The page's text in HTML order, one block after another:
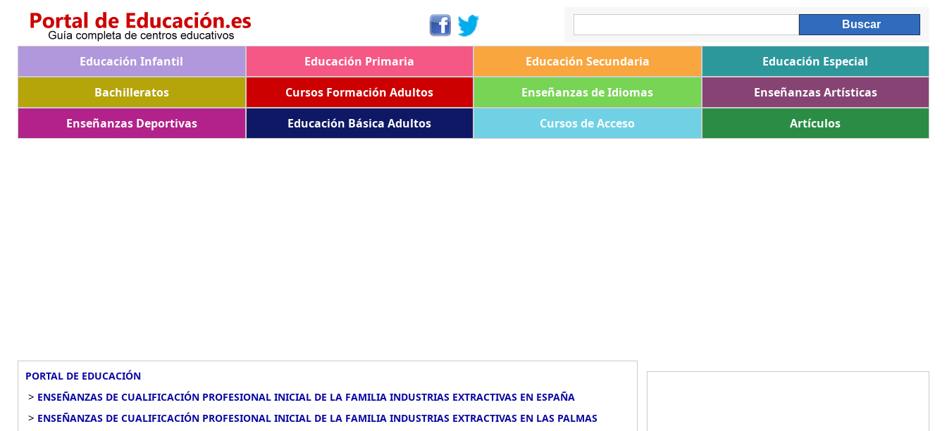
Educación Infantil Educación Primaria Educación Secundaria
Educación Especial
Bachilleratos
Cursos Formación Adultos Enseñanzas de Idiomas
Enseñanzas Artísticas
Enseñanzas Deportivas
Educación Básica Adultos Cursos de Acceso Artículos
PORTAL DE EDUCACIÓN
> ENSEÑANZAS DE CUALIFICACIÓN PROFESIONAL INICIAL DE LA FAMILIA INDUSTRIAS EXTRACTIVAS EN ESPAÑA
> ENSEÑANZAS DE CUALIFICACIÓN PROFESIONAL INICIAL DE LA FAMILIA INDUSTRIAS EXTRACTIVAS EN LAS PALMAS